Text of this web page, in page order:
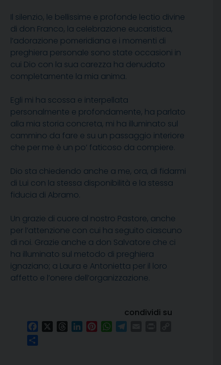
Il silenzio, le bellissime e profonde lectio divine
di don Franco, la celebrazione eucaristica,
l’adorazione pomeridiana e i momenti di
preghiera personale sono state occasioni in
cui Dio con la sua carezza ha denudato
completamente la mia anima.
Egli mi ha scossa e interpellata
personalmente e profondamente, ha parlato
alla mia storia concreta, mi ha illuminato sul
cammino da fare e su un passaggio interiore
che per me è un po’ faticoso da compiere.
Dio sta chiedendo anche a me, ora, di fidarmi
di Lui con la stessa disponibilità e la stessa
fiducia di Abramo.
Un grazie di cuore al nostro Pastore, anche
per l’attenzione con cui ha seguito ciascuno
di noi. Grazie anche a don Salvatore che ci
ha illuminato sul metodo di preghiera
ignaziano; a Laura e Antonietta per il loro
affetto e l’onere dell’organizzazione.
condividi su
FacebookThreadsLinkedInPinterestWhatsApp